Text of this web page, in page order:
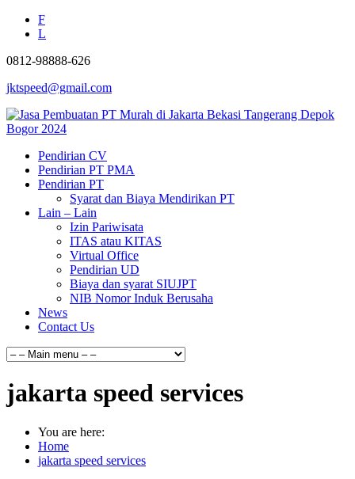
F
L
0812-98888-626
jktspeed@gmail.com
Pendirian CV
Pendirian PT PMA
Pendirian PT
Syarat dan Biaya Mendirikan PT
Lain – Lain
Izin Pariwisata
ITAS atau KITAS
Virtual Office
Pendirian UD
Biaya dan syarat SIUJPT
NIB Nomor Induk Berusaha
News
Contact Us
jakarta speed services
You are here:
Home
jakarta speed services